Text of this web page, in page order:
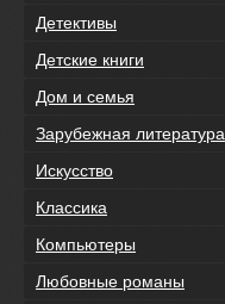
Детективы
Детские книги
Дом и семья
Зарубежная литература
Искусство
Классика
Компьютеры
Любовные романы